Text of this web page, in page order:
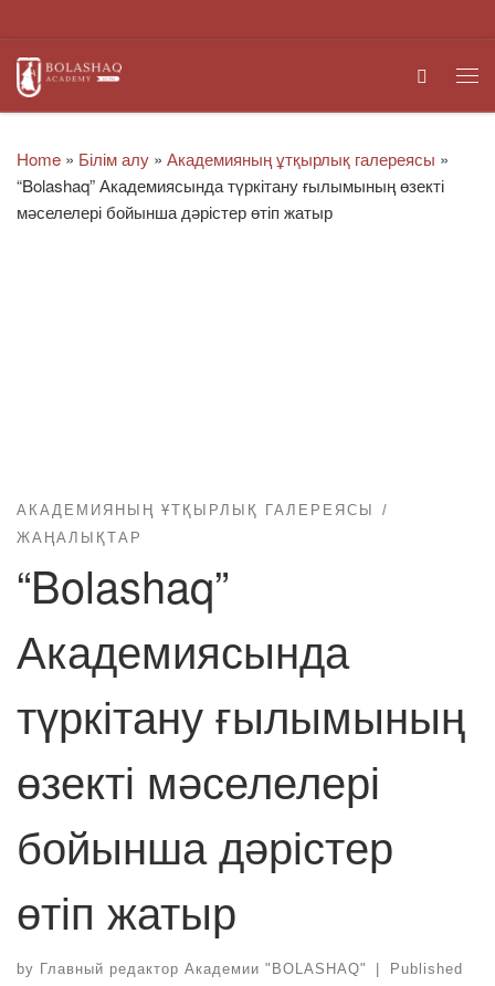
Search
Home » Білім алу » Академияның ұтқырлық галереясы »
“Bolashaq” Академиясында түркітану ғылымының өзекті
мәселелері бойынша дәрістер өтіп жатыр
АКАДЕМИЯНЫҢ ҰТҚЫРЛЫҚ ГАЛЕРЕЯСЫ
ЖАҢАЛЫҚТАР
“Bolashaq”
Академиясында
түркітану ғылымының
өзекті мәселелері
бойынша дәрістер
өтіп жатыр
by Главный редактор Академии "BOLASHAQ"
Published